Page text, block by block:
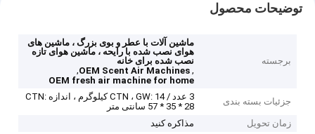
توضیحات محصول
برجسته
ماشین آلات با عطر و بوی بزرگ ، ماشین های
هوای نصب شده با رایحه ، ماشین هوای تازه
نصب شده برای خانه
,
OEM Scent Air Machines
,
OEM fresh air machine for home
جزئیات بسته بندی
3 عدد / CTN ، GW: 14 کیلوگرم ، اندازه CTN:
57 * 35 * 28 سانتی متر
زمان تحویل
مذاکره کنید